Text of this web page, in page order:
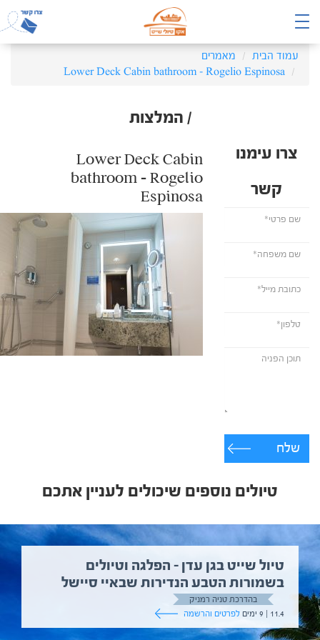
עמוד הבית
מאמרים
Lower Deck Cabin bathroom – Rogelio Espinosa
/ המלצות
צרו עימנו
קשר
שלח
Lower Deck Cabin
bathroom – Rogelio
Espinosa
טיולים נוספים שיכולים לעניין אתכם
טיול שייט בגן עדן – הפלגה וטיולים
בשמורות הטבע הנדירות שבאיי סיישל
בהדרכת טניה רמניק
11.4 | 9 ימים
לפרטים והרשמה